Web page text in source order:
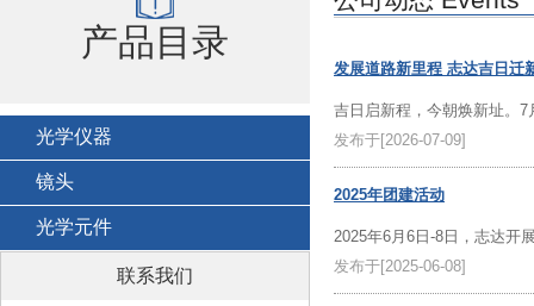
产品目录
光学仪器
镜头
光学元件
联系我们
发展道路新里程 志达吉日迁
吉日启新程，今朝焕新址。
发布于[2026-07-09]
2025年团建活动
2025年6月6日-8日，志达开
发布于[2025-06-08]